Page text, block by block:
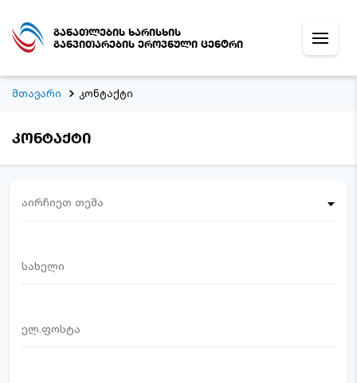
განათლების ხარისხის
განვითარების ეროვნული ცენტრი
მთავარი კონტაქტი
კონტაქტი
აირჩიეთ თემა